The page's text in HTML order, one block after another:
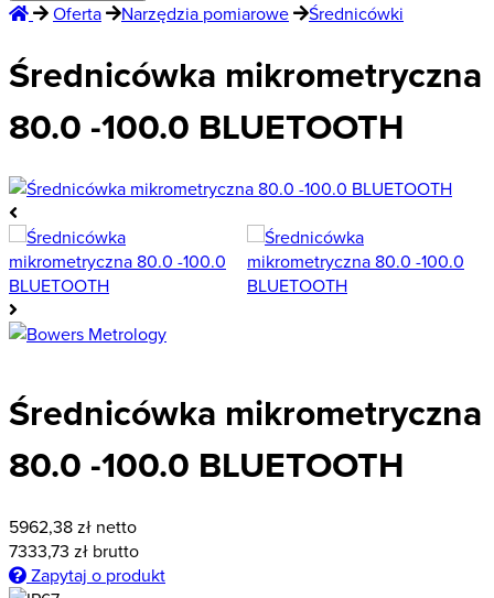
Oferta Narzędzia pomiarowe Średnicówki
Średnicówka mikrometryczna
80.0 -100.0 BLUETOOTH
Średnicówka mikrometryczna
80.0 -100.0 BLUETOOTH
5962,38zł netto
7333,73 zł brutto
Zapytaj o produkt